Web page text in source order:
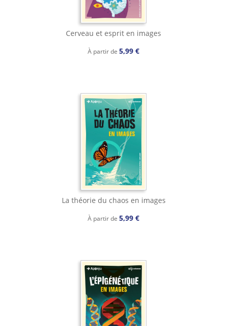
Cerveau et esprit en images
À partir de 5,99 €
La théorie du chaos en images
À partir de 5,99 €